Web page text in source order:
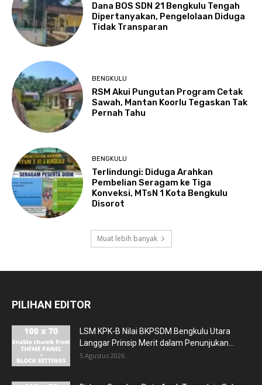
Dana BOS SDN 21 Bengkulu Tengah
Dipertanyakan, Pengelolaan Diduga
Tidak Transparan
BENGKULU
RSM Akui Pungutan Program Cetak
Sawah, Mantan Koorlu Tegaskan Tak
Pernah Tahu
BENGKULU
Terlindungi: Diduga Arahkan
Pembelian Seragam ke Tiga
Konveksi, MTsN 1 Kota Bengkulu
Disorot
Muat lebih banyak
PILIHAN EDITOR
LSM KPK-B Nilai BKPSDM Bengkulu Utara
Langgar Prinsip Merit dalam Penunjukan...
5 Agustus 2026